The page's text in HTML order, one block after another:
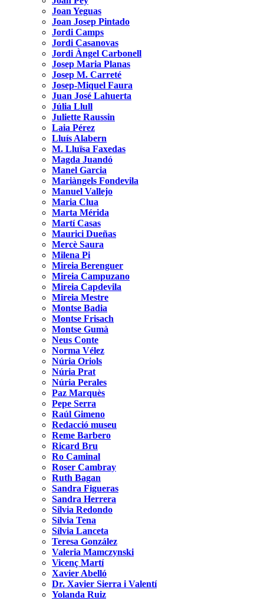
Joan Yeguas
Joan Josep Pintado
Jordi Camps
Jordi Casanovas
Jordi Àngel Carbonell
Josep Maria Planas
Josep M. Carreté
Josep-Miquel Faura
Juan José Lahuerta
Júlia Llull
Juliette Raussin
Laia Pérez
Lluís Alabern
M. Lluïsa Faxedas
Magda Juandó
Manel Garcia
Mariàngels Fondevila
Manuel Vallejo
Maria Clua
Marta Mérida
Martí Casas
Maurici Dueñas
Mercè Saura
Milena Pi
Mireia Berenguer
Mireia Campuzano
Mireia Capdevila
Mireia Mestre
Montse Badia
Montse Frisach
Montse Gumà
Neus Conte
Norma Vélez
Núria Oriols
Núria Prat
Núria Perales
Paz Marquès
Pepe Serra
Raúl Gimeno
Redacció museu
Reme Barbero
Ricard Bru
Ro Caminal
Roser Cambray
Ruth Bagan
Sandra Figueras
Sandra Herrera
Sílvia Redondo
Sílvia Tena
Sílvia Lanceta
Teresa González
Valeria Mamczynski
Vicenç Martí
Xavier Abelló
Dr. Xavier Sierra i Valentí
Yolanda Ruiz